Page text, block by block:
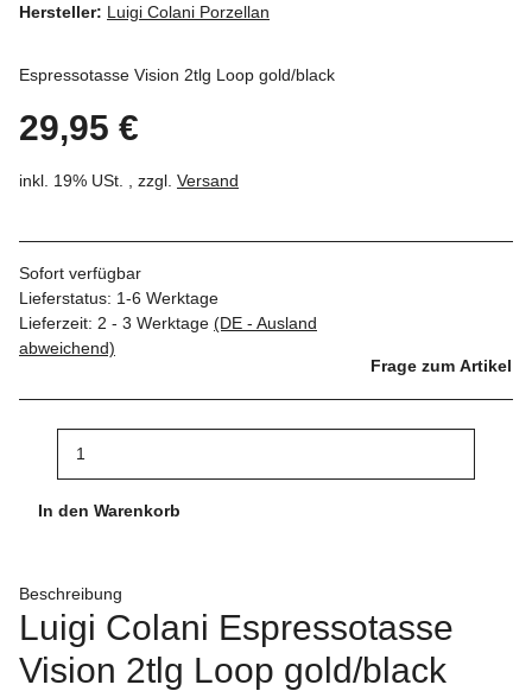
Hersteller: Luigi Colani Porzellan
Espressotasse Vision 2tlg Loop gold/black
29,95 €
inkl. 19% USt. , zzgl. Versand
Sofort verfügbar
Lieferstatus: 1-6 Werktage
Lieferzeit: 2 - 3 Werktage (DE - Ausland
abweichend)
Frage zum Artikel
In den Warenkorb
Beschreibung
Luigi Colani Espressotasse
Vision 2tlg Loop gold/black